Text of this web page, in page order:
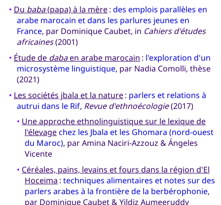
• Du baba(papa) à la mère: des emplois parallèles en
arabe marocain et dans les parlures jeunes en
France, par Dominique Caubet, in Cahiers d'études
africaines(2001)
• Étude de dabaen arabe marocain : l'exploration d'un
microsystème linguistique, par Nadia Comolli, thèse
(2021)
• Les sociétés jbala et la nature: parlers et relations à
autrui dans le Rif, Revue d'ethnoécologie(2017)
• Une approche ethnolinguistique sur le lexique de
l'élevagechez les Jbala et les Ghomara (nord-ouest
du Maroc), par Amina Naciri-Azzouz & Ángeles
Vicente
• Céréales, pains, levains et fours dans la région d'El
Hoceima : techniques alimentaires et notes sur des
parlers arabes à la frontière de la berbérophonie,
par Dominique Caubet & Yildiz Aumeeruddy